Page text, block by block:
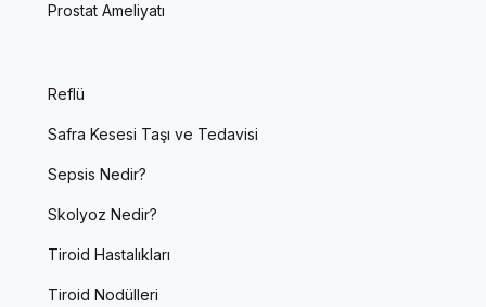
Prostat Ameliyatı
Reflü
Safra Kesesi Taşı ve Tedavisi
Sepsis Nedir?
Skolyoz Nedir?
Tiroid Hastalıkları
Tiroid Nodülleri